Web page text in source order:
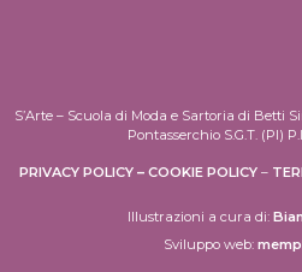
S’Arte – Scuola di Moda e Sartoria di Betti
Pontasserchio S.G.T. (PI)
PRIVACY POLICY – COOKIE POLICY –
Illustrazioni a cura di:
Sviluppo web: